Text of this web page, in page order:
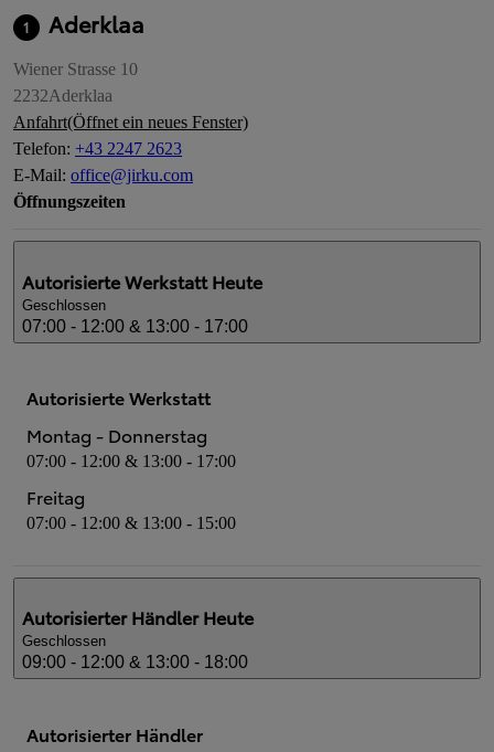
1 Aderklaa
Wiener Strasse 10
2232Aderklaa
Anfahrt(Öffnet ein neues Fenster)
Telefon: +43 2247 2623
E-Mail: office@jirku.com
Öffnungszeiten
Autorisierte Werkstatt Heute
Geschlossen
07:00 - 12:00 & 13:00 - 17:00
Autorisierte Werkstatt
Montag - Donnerstag
07:00 - 12:00 & 13:00 - 17:00
Freitag
07:00 - 12:00 & 13:00 - 15:00
Autorisierter Händler Heute
Geschlossen
09:00 - 12:00 & 13:00 - 18:00
Autorisierter Händler